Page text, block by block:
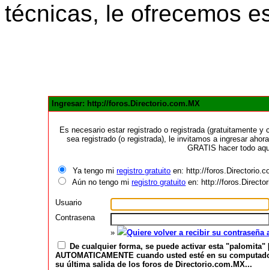
técnicas, le ofrecemos
Ingresar: http://foros.Directorio.com.MX
Es necesario estar registrado o registrada (gratuitamente
sea registrado (o registrada), le invitamos a ingresar
GRATIS hacer todo
Ya tengo miregistro gratuito en: http://
Aún no tengo miregistro gratuito en: http://
Usuario
Contrasena
»
Quiere volver a recibir su
De cualquier forma, se puede activar esta
AUTOMATICAMENTE cuando usted esté en su
su última salida de los foros de Directorio.com.MX...